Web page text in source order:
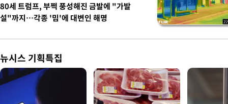
80세 트럼프, 부쩍 풍성해진 금발에 "가발
설"까지…각종 '밈'에 대변인 해명
뉴시스 기획특집